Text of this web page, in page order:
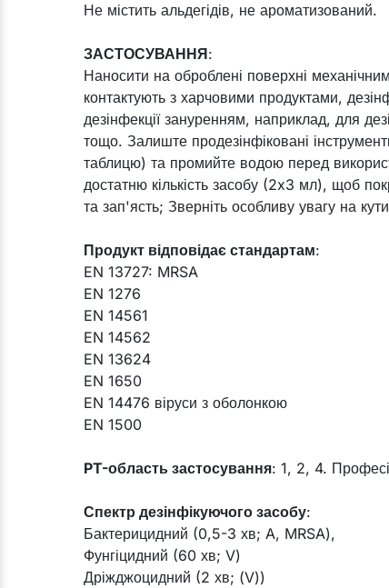
Не містить альдегідів, не ароматизований.
ЗАСТОСУВАННЯ:
Наносити на оброблені поверхні
контактують з харчовими продуктами,
дезінфекції зануренням, наприклад, для
тощо. Залиште продезінфіковані
таблицю) та промийте водою перед
достатню кількість засобу (2x3 мл), щоб
та зап'ясть; Зверніть особливу увагу на
Продукт відповідає стандартам:
EN 13727: MRSA
EN 1276
EN 14561
EN 14562
EN 13624
EN 1650
EN 14476 віруси з оболонкою
EN 1500
PT-область застосування: 1, 2, 4.
Спектр дезінфікуючого засобу:
Бактерицидний (0,5-3 хв; A, MRSA),
Фунгіцидний (60 хв; V)
Дріжджоцидний (2 хв; (V))